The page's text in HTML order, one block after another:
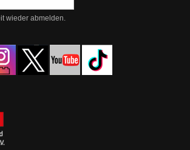
wieder abmelden.